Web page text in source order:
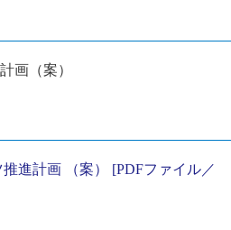
画（案）
進計画 （案） [PDFファイル／